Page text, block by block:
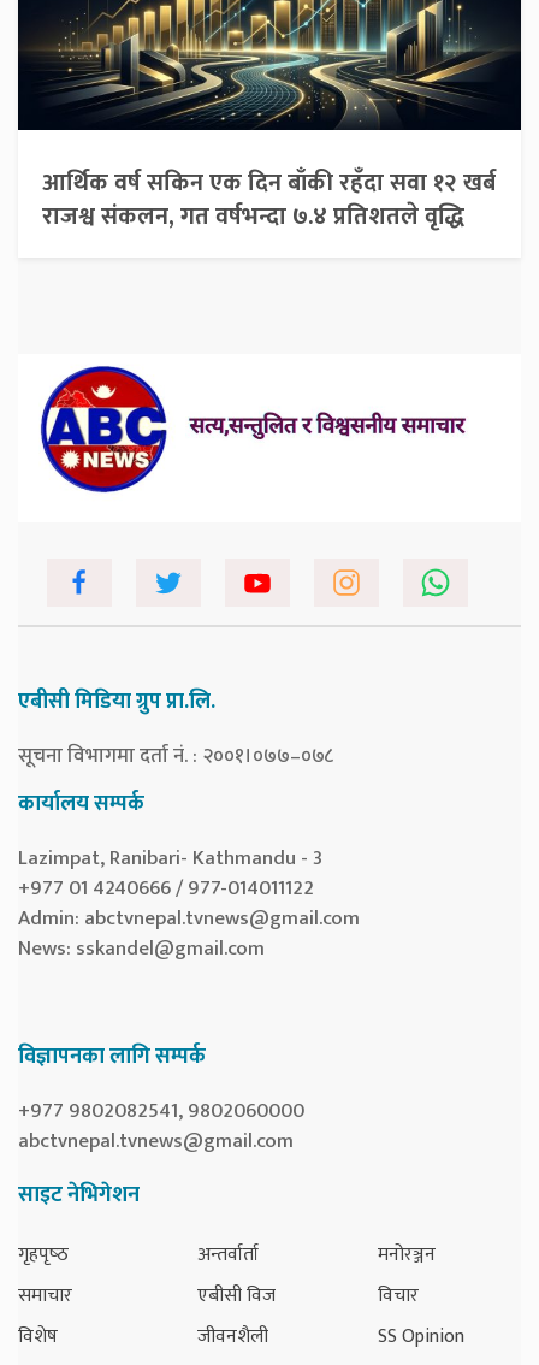
आर्थिक वर्ष सकिन एक दिन बाँकी रहँदा सवा १२ खर्ब
राजश्व संकलन, गत वर्षभन्दा ७.४ प्रतिशतले वृद्धि
एबीसी मिडिया ग्रुप प्रा.लि.
सूचना विभागमा दर्ता नं. : २००१।०७७–०७८
कार्यालय सम्पर्क
Lazimpat, Ranibari- Kathmandu - 3
+977 01 4240666 / 977-014011122
Admin: abctvnepal.tvnews@gmail.com
News: sskandel@gmail.com
विज्ञापनका लागि सम्पर्क
+977 9802082541, 9802060000
abctvnepal.tvnews@gmail.com
साइट नेभिगेशन
गृहपृष्‍ठ
समाचार
विशेष
अन्तर्वार्ता
एबीसी विज
जीवनशैली
मनोरञ्जन
विचार
SS Opinion